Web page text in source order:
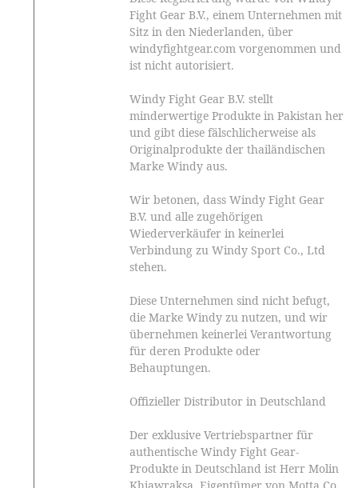
Fight Gear B.V., einem Unternehmen mit
Sitz in den Niederlanden, über
windyfightgear.com vorgenommen und
ist nicht autorisiert.
Windy Fight Gear B.V. stellt
minderwertige Produkte in Pakistan her
und gibt diese fälschlicherweise als
Originalprodukte der thailändischen
Marke Windy aus.
Wir betonen, dass Windy Fight Gear
B.V. und alle zugehörigen
Wiederverkäufer in keinerlei
Verbindung zu Windy Sport Co., Ltd
stehen.
Diese Unternehmen sind nicht befugt,
die Marke Windy zu nutzen, und wir
übernehmen keinerlei Verantwortung
für deren Produkte oder
Behauptungen.
Offizieller Distributor in Deutschland
Der exklusive Vertriebspartner für
authentische Windy Fight Gear-
Produkte in Deutschland ist Herr Molin